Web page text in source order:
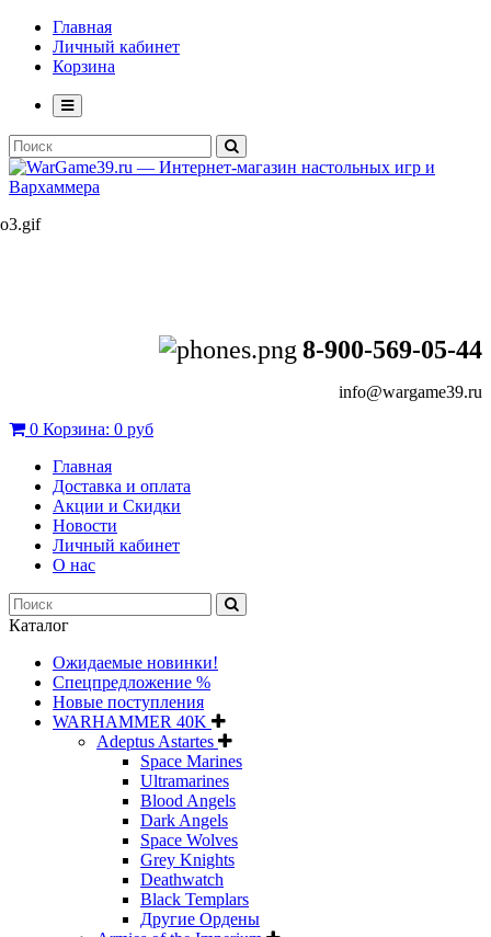
Главная
Личный кабинет
Корзина
8-900-569-05-44
info@wargame39.ru
0 Корзина: 0 руб
Главная
Доставка и оплата
Акции и Скидки
Новости
Личный кабинет
О нас
Каталог
Ожидаемые новинки!
Спецпредложение %
Новые поступления
WARHAMMER 40K
Adeptus Astartes
Space Marines
Ultramarines
Blood Angels
Dark Angels
Space Wolves
Grey Knights
Deathwatch
Black Templars
Другие Ордены